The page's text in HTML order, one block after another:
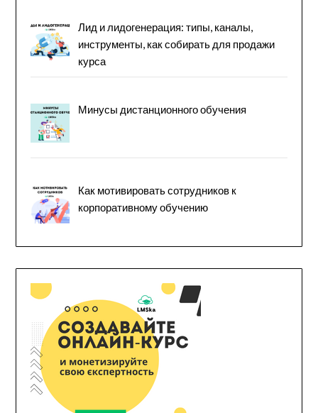
Лид и лидогенерация: типы, каналы,
инструменты, как собирать для продажи
курса
Минусы дистанционного обучения
Как мотивировать сотрудников к
корпоративному обучению